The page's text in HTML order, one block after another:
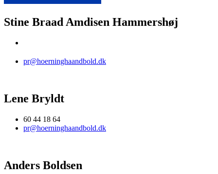
Stine Braad Amdisen Hammershøj
pr@hoerninghaandbold.dk
Lene Bryldt
60 44 18 64
pr@hoerninghaandbold.dk
Anders Boldsen